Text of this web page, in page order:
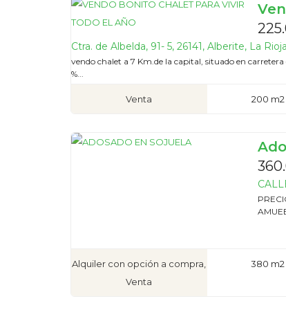
Ctra. de Albelda, 91- 5, 26141, Alberite, La Rioja
vendo chalet a 7 Km.de la capital, situado en
%...
Venta 200 m2
Alquiler con opción a compra,
Venta
380 m2